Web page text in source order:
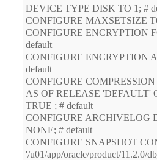
DEVICE TYPE DISK TO 1; #
CONFIGURE MAXSETSIZE
CONFIGURE ENCRYPTION
default
CONFIGURE ENCRYPTION
default
CONFIGURE
AS OF RELEASE 'DEFAULT'
TRUE ; # default
CONFIGURE ARCHIVELOG
NONE; # default
CONFIGURE SNAPSHOT
'/u01/app/oracle/product/11.2.0/